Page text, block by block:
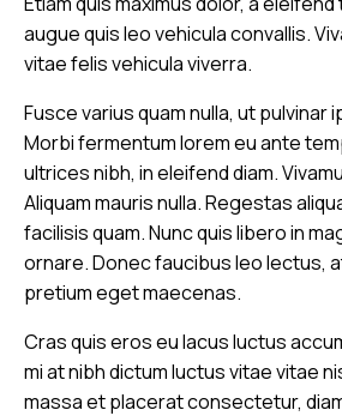
augue quis leo vehicula convallis.
vitae felis vehicula viverra.
Fusce varius quam nulla, ut pulvinar
Morbi fermentum lorem eu ante
ultrices nibh, in eleifend diam.
Aliquam mauris nulla. Regestas
facilisis quam. Nunc quis libero in
ornare. Donec faucibus leo lectus,
pretium eget maecenas.
Cras quis eros eu lacus luctus
mi at nibh dictum luctus vitae vitae
massa et placerat consectetur,